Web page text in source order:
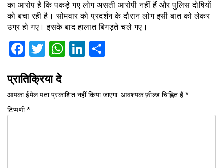
का आरोप है कि पकड़े गए लोग असली आरोपी नहीं हैं और पुलिस दोषियों
को बचा रही है। सोमवार को प्रदर्शन के दौरान लोग इसी बात को लेकर
उग्र हो गए। इसके बाद हालात बिगड़ते चले गए।
Facebook
TwitterWhatsApp
LinkedIn
प्रातिक्रिया दे
आपका ईमेल पता प्रकाशित नहीं किया जाएगा. आवश्यक फ़ील्ड चिह्नित हैं*
टिप्पणी*